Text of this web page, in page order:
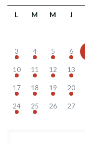
L M M J
3 4 5 6
10 11 12 13
17 18 19 20
24 25 26 27